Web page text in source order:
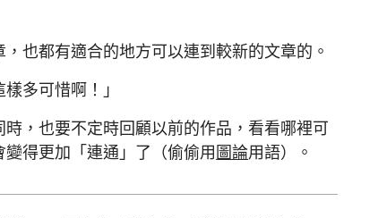
也都有適合的地方可以連到較新的文章的。
多可惜啊！」
，也要不定時回顧以前的作品，看看哪裡可
得更加「連通」了（偷偷用 圖論用語）。